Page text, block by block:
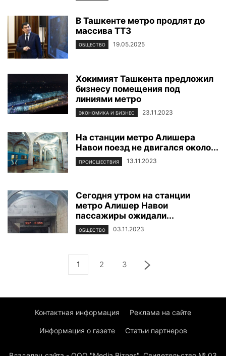
В Ташкенте метро продлят до
массива ТТЗ
ОБЩЕСТВО 19.05.2025
Хокимият Ташкента предложил
бизнесу помещения под
линиями метро
ЭКОНОМИКА И БИЗНЕС 23.11.2023
На станции метро Алишера
Навои поезд не двигался около...
ПРОИСШЕСТВИЯ 13.11.2023
Сегодня утром на станции
метро Алишер Навои
пассажиры ожидали...
ОБЩЕСТВО 03.11.2023
1 2 3
Контактная информация Реклама на сайте
Информация о газете Статьи партнеров